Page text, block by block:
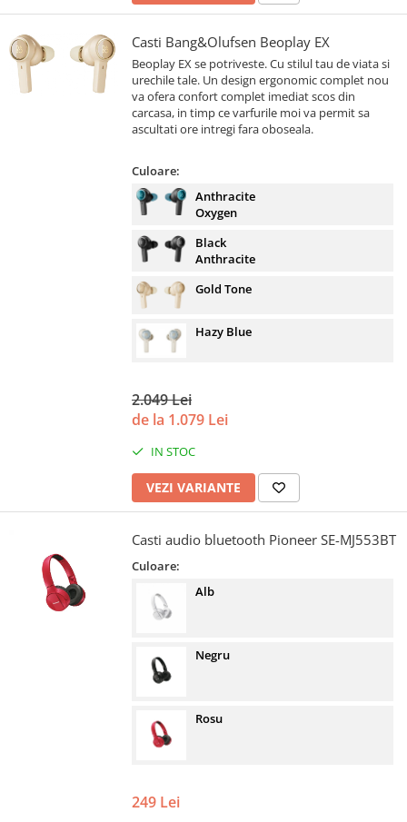
Casti Bang&Olufsen Beoplay EX
Beoplay EX se potriveste. Cu stilul tau de viata si
urechile tale. Un design ergonomic complet nou
va ofera confort complet imediat scos din
carcasa, in timp ce varfurile moi va permit sa
ascultati ore intregi fara oboseala.
Culoare:
Anthracite
Oxygen
Black
Anthracite
Gold Tone
Hazy Blue
2.049 Lei
de la 1.079 Lei
IN STOC
VEZI VARIANTE
Casti audio bluetooth Pioneer SE-MJ553BT
Culoare:
Alb
Negru
Rosu
249 Lei